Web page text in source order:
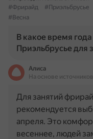
#Фрирайд
#Приэльбрусье
#Весна
В какое время
Приэльбрусье для
Алиса
На основе
Для занятий
рекомендуется
апреля. Это
весеннее, людей